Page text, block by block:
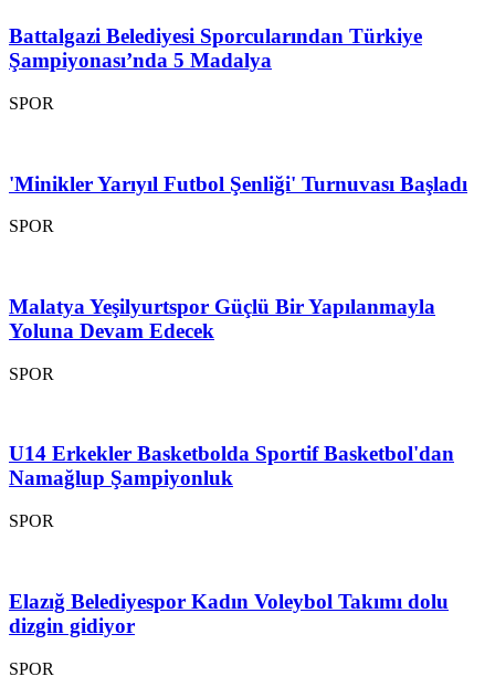
Battalgazi Belediyesi Sporcularından Türkiye
Şampiyonası’nda 5 Madalya
SPOR
'Minikler Yarıyıl Futbol Şenliği' Turnuvası Başladı
SPOR
Malatya Yeşilyurtspor Güçlü Bir Yapılanmayla
Yoluna Devam Edecek
SPOR
U14 Erkekler Basketbolda Sportif Basketbol'dan
Namağlup Şampiyonluk
SPOR
Elazığ Belediyespor Kadın Voleybol Takımı dolu
dizgin gidiyor
SPOR